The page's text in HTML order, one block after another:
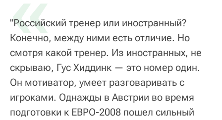
"Российский тренер или иностранный?
Конечно, между ними есть отличие. Но
смотря какой тренер. Из иностранных, не
скрываю, Гус Хиддинк — это номер один.
Он мотиватор, умеет разговаривать с
игроками. Однажды в Австрии во время
подготовки к ЕВРО-2008 пошел сильный